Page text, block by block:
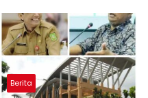
Kembali Diakui
Berita